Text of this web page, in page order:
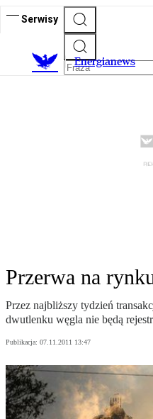
Serwisy
Energianews
Przerwa na
Przez najbliższy tydzień
dwutlenku węgla nie będą
Publikacja: 07.11.2011 13:47